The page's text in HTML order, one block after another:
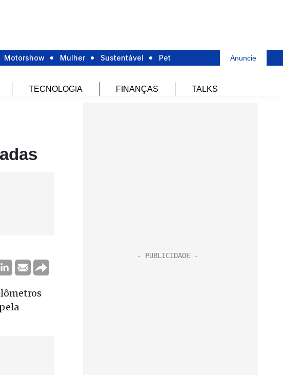
Motorshow Mulher Sustentável Pet Anuncie
TECNOLOGIA FINANÇAS TALKS